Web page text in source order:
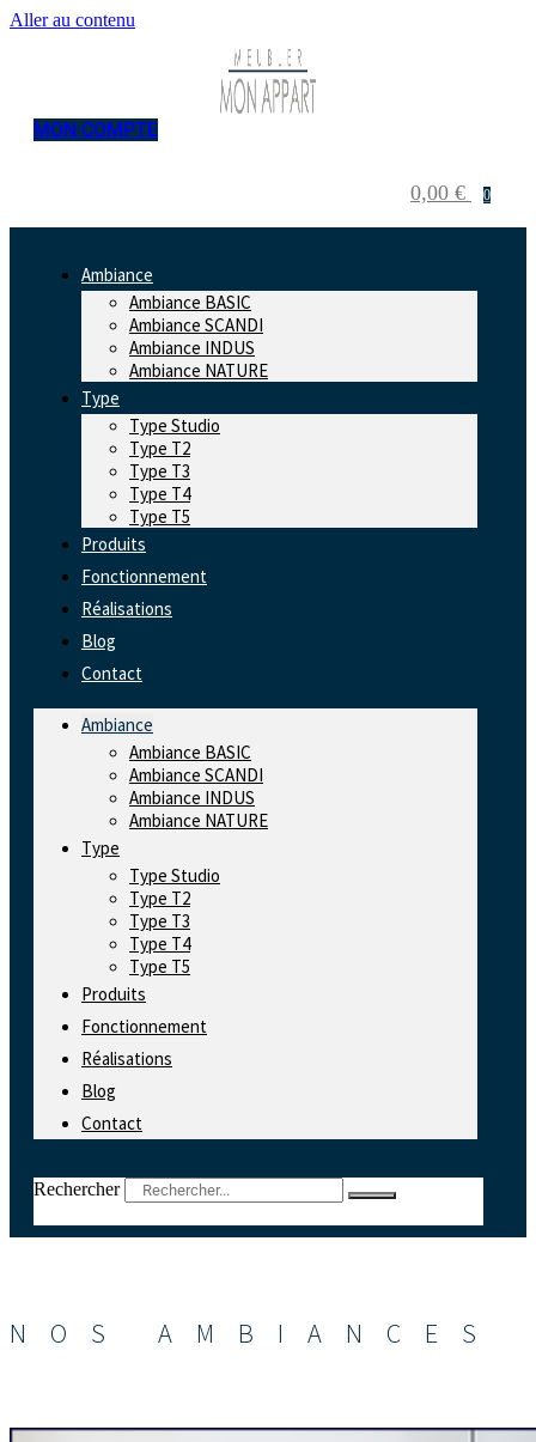
Aller au contenu
MON COMPTE
0,00 € 0
Ambiance
Ambiance BASIC
Ambiance SCANDI
Ambiance INDUS
Ambiance NATURE
Type
Type Studio
Type T2
Type T3
Type T4
Type T5
Produits
Fonctionnement
Réalisations
Blog
Contact
Ambiance
Ambiance BASIC
Ambiance SCANDI
Ambiance INDUS
Ambiance NATURE
Type
Type Studio
Type T2
Type T3
Type T4
Type T5
Produits
Fonctionnement
Réalisations
Blog
Contact
Rechercher
NOS AMBIANCES